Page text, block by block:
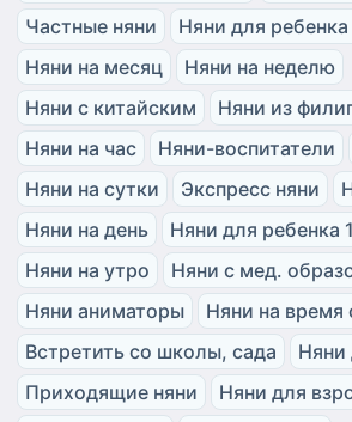
Частные няни
Няни для ребенка
Няни на месяц
Няни на неделю
Няни с китайским
Няни из
Няни на час
Няни-воспитатели
Няни на сутки
Экспресс няни
Няни на день
Няни для ребенка
Няни на утро
Няни с мед.
Няни аниматоры
Няни на время
Встретить со школы, сада
Няни
Приходящие няни
Няни для